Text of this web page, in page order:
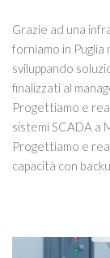
Grazie ad una
forniamo in
sviluppando
finalizzati al
Progettiamo e
sistemi SCADA a
Progettiamo e
capacità con